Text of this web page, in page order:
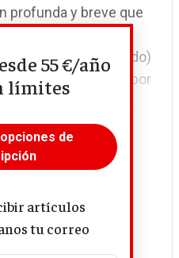
profunda y breve que
uno mismo,
(fracaso incluido)
preferencia por
de imitar a ciegas...
55 €/año
límites
de
artículos
tu correo